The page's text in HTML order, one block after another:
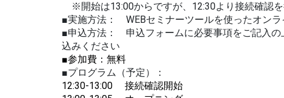
※開始は13:00からですが、12:30より接続確認を
■実施方法： WEBセミナーツールを使ったオンラ
■申込方法： 申込フォームに必要事項をご記入の
込みください
■参加費：無料
■プログラム（予定）：
12:30-13:00 接続確認開始